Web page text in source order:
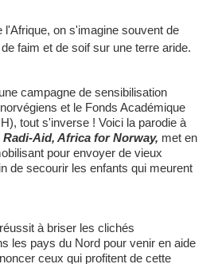
l'Afrique, on s'imagine souvent de
faim et de soif sur une terre aride.
et le Fonds Académique
tout s'inverse ! Voici la parodie à
Radi-Aid, Africa for Norway, met en
pour envoyer de vieux
de secourir les enfants qui meurent
les pays du Nord pour venir en aide
ceux qui profitent de cette